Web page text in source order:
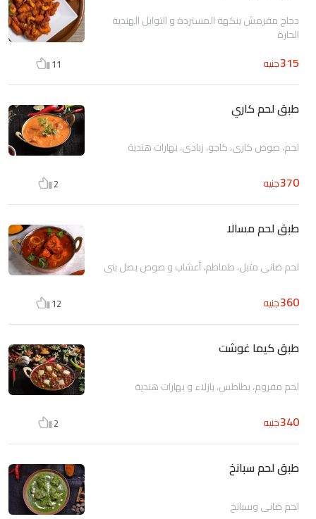
دجاج مقرمش بنكهة المستردة و التوابل الهندية
الحارة
315جنيه 11
طبق لحم كاري
لحم، صوص كاري، كاجو، زبادي، بهارات هندية
370جنيه 2
طبق لحم مسالا
لحم ضانى متبل، طماطم، أعشاب و صوص بصل بني
360جنيه 12
طبق كيما غوشت
لحم مفروم، بطاطس، بازلاء و بهارات هندية
340جنيه 2
طبق لحم سبانخ
لحم ضانى وسبانخ